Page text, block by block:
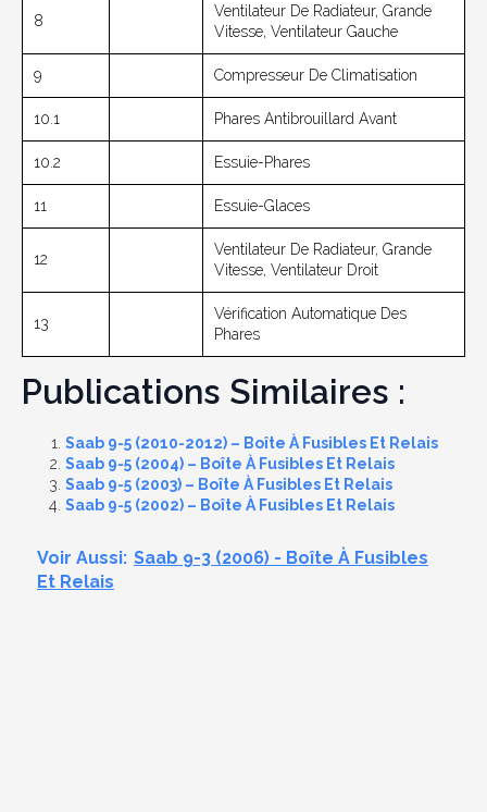
8
Ventilateur De Radiateur, Grande
Vitesse, Ventilateur Gauche
9 Compresseur De Climatisation
10.1 Phares Antibrouillard Avant
10.2 Essuie-Phares
11 Essuie-Glaces
12
Ventilateur De Radiateur, Grande
Vitesse, Ventilateur Droit
13
Vérification Automatique Des
Phares
Publications Similaires :
Saab 9-5 (2010-2012) – Boîte À Fusibles Et Relais
Saab 9-5 (2004) – Boîte À Fusibles Et Relais
Saab 9-5 (2003) – Boîte À Fusibles Et Relais
Saab 9-5 (2002) – Boîte À Fusibles Et Relais
Voir Aussi: Saab 9-3 (2006) - Boîte À Fusibles
Et Relais